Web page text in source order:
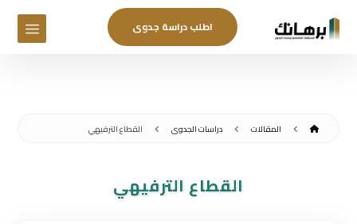
اطلب دراسة جدوى
المقالات دراسات الجدوى القطاع الترفيهي
القطاع الترفيهي